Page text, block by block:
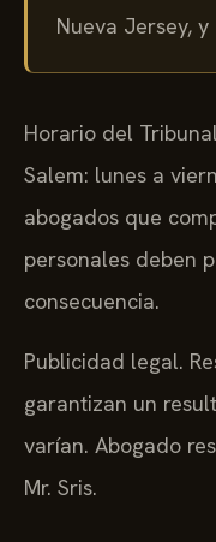
Nueva Jersey, y
Horario del
Salem: lunes a
abogados que
personales deben
consecuencia.
Publicidad legal.
garantizan un
varían. Abogado
Mr. Sris.